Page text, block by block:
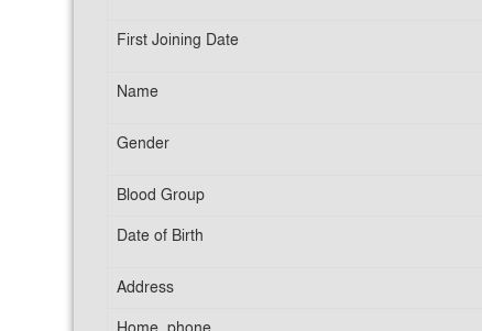
First Joining Date
Name
Gender
Blood Group
Date of Birth
Address